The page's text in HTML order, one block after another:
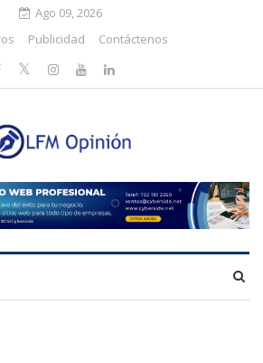
Ago 09, 2026
Publicidad Contáctenos